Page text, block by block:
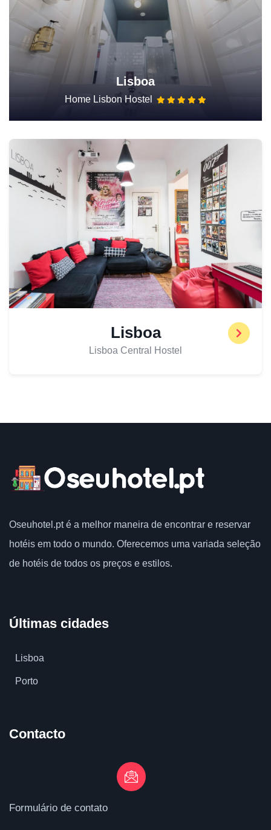
Lisboa
Home Lisbon Hostel
Lisboa
Lisboa Central Hostel
Oseuhotel.pt é a melhor maneira de encontrar e reservar
hotéis em todo o mundo. Oferecemos uma variada seleção
de hotéis de todos os preços e estilos.
Últimas cidades
Lisboa
Porto
Contacto
Formulário de contato